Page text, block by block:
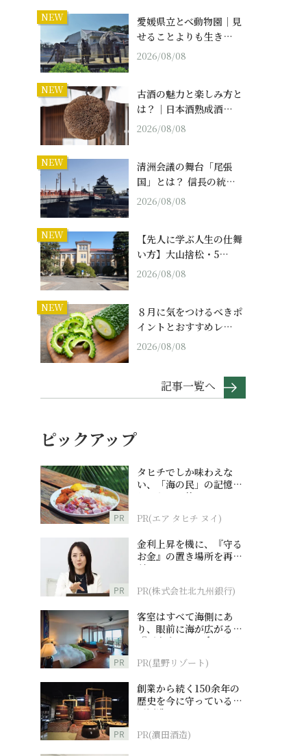
NEW
愛媛県立とべ動物園｜見
せることよりも生き…
2026/08/08
NEW
古酒の魅力と楽しみ方と
は？｜日本酒熟成酒…
2026/08/08
NEW
清洲会議の舞台「尾張
国」とは？ 信長の統…
2026/08/08
NEW
【先人に学ぶ人生の仕舞
い方】大山捨松・5…
2026/08/08
NEW
８月に気をつけるべきポ
イントとおすすめレ…
2026/08/08
記事一覧へ
ピックアップ
PR
タヒチでしか味わえな
い、「海の民」の記憶へ
とつながる旅
PR(エア タヒチ ヌイ)
PR
金利上昇を機に、『守る
お金』の置き場所を再検
討
PR(株式会社北九州銀行)
PR
客室はすべて海側にあ
り、眼前に海が広がる
『西表島ホテル by 星野
PR(星野リゾート)
PR
創業から続く150余年の
歴史を今に守っている濵
田酒造
PR(濵田酒造)